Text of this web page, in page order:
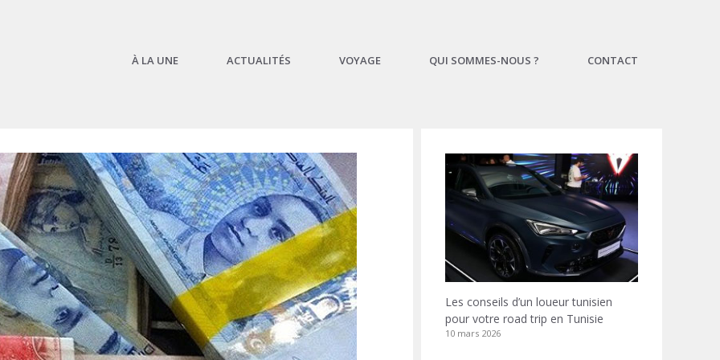
À LA UNE ACTUALITÉS VOYAGE QUI SOMMES-NOUS ? CONTACT
Les conseils d’un loueur tunisien
pour votre road trip en Tunisie
10 mars 2026